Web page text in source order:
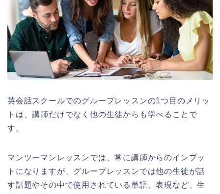
英会話スクールでのグループレッスンの1つ目のメリッ
トは、講師だけでなく他の生徒からも学べることで
す。
マンツーマンレッスンでは、常に講師からのインプッ
トになりますが、グループレッスンでは他の生徒が話
す話題やその中で使用されている単語、表現など、生